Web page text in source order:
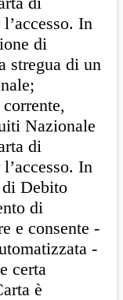
In
di
stregua di un
Nazionale
di
In
Debito
di
e consente -
-
certa
è